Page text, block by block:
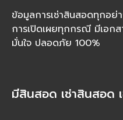
ข้อมูลการเช่าสินสอดทุกอย่
การเปิดเผยทุกกรณี มีเอก
มั่นใจ ปลอดภัย 100%
มีสินสอด เช่าสินสอด